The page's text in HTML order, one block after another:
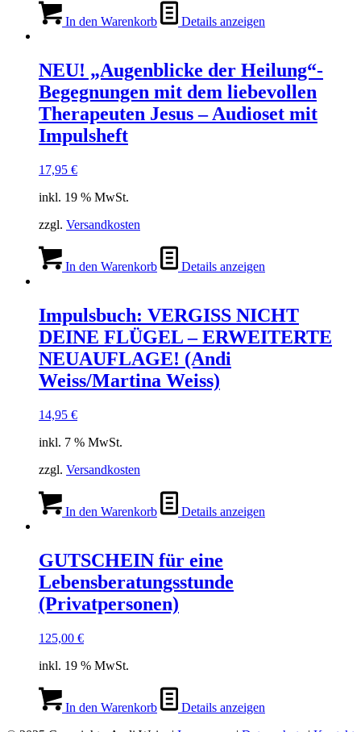
In den Warenkorb Details anzeigen
NEU! „Augenblicke der Heilung“-
Begegnungen mit dem liebevollen
Therapeuten Jesus – Audioset mit
Impulsheft
17,95 €
inkl. 19 % MwSt.
zzgl. Versandkosten
In den Warenkorb Details anzeigen
Impulsbuch: VERGISS NICHT
DEINE FLÜGEL – ERWEITERTE
NEUAUFLAGE! (Andi
Weiss/Martina Weiss)
14,95 €
inkl. 7 % MwSt.
zzgl. Versandkosten
In den Warenkorb Details anzeigen
GUTSCHEIN für eine
Lebensberatungsstunde
(Privatpersonen)
125,00 €
inkl. 19 % MwSt.
In den Warenkorb
Details anzeigen